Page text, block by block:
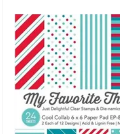
Kaisercraft
Lawn Fawn
LemonCraft
Maggie Holmes
Maja Design
Masterpiece Design
Mintay Papers